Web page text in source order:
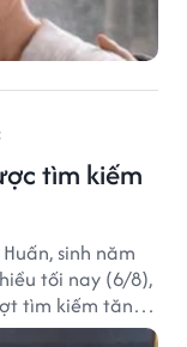
tìm kiếm
sinh năm
tối nay (6/8),
tìm kiếm tăng